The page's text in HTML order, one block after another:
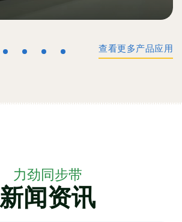
查看更多产品应用
力劲同步带
新闻资讯